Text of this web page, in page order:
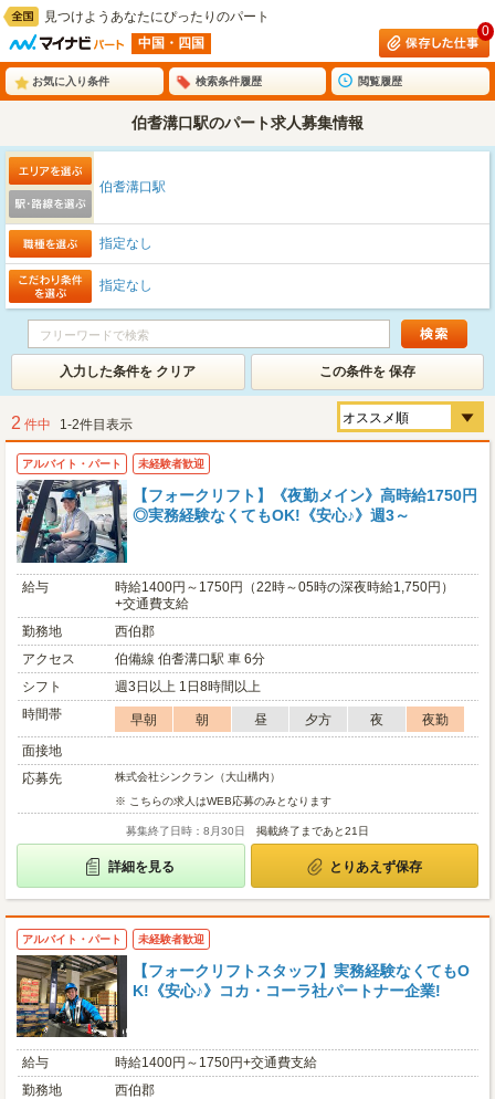
見つけようあなたにぴったりのパート
中国・四国
0
お気に入り条件 検索条件履歴 閲覧履歴
伯耆溝口駅のパート求人募集情報
伯耆溝口駅
指定なし
指定なし
入力した条件を クリア この条件を 保存
2 件中 1-2件目表示
アルバイト・パート 未経験者歓迎
【フォークリフト】《夜勤メイン》高時給1750円
◎実務経験なくてもOK!《安心♪》週3～
給与
時給1400円～1750円（22時～05時の深夜時給1,750円）
+交通費支給
勤務地
西伯郡
アクセス
伯備線 伯耆溝口駅 車 6分
シフト
週3日以上 1日8時間以上
時間帯
早朝 朝 昼 夕方 夜
夜勤
面接地
応募先
株式会社シンクラン（大山構内）
※ こちらの求人はWEB応募のみとなります
募集終了日時：8月30日 掲載終了まであと21日
詳細を見る とりあえず保存
アルバイト・パート 未経験者歓迎
【フォークリフトスタッフ】実務経験なくてもO
K!《安心♪》コカ・コーラ社パートナー企業!
給与
時給1400円～1750円+交通費支給
勤務地
西伯郡